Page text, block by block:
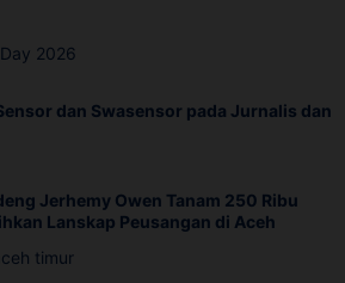
dan Swasensor pada Jurnalis dan
Jerhemy Owen Tanam 250 Ribu
Lanskap Peusangan di Aceh